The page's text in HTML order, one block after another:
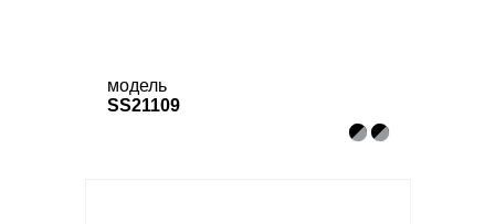
модель
SS21109